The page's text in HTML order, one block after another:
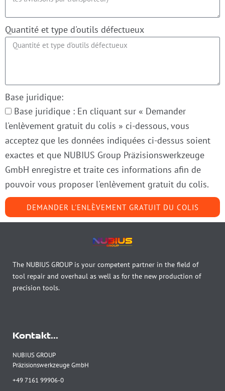
Quantité et type d'outils défectueux
Base juridique:
Base juridique : En cliquant sur « Demander
l'enlèvement gratuit du colis » ci-dessous, vous
acceptez que les données indiquées ci-dessus soient
exactes et que NUBIUS Group Präzisionswerkzeuge
GmbH enregistre et traite ces informations afin de
pouvoir vous proposer l'enlèvement gratuit du colis.
DEMANDER L'ENLÈVEMENT GRATUIT DU COLIS
The NUBIUS GROUP is your competent partner in the field of
tool repair and overhaul as well as for the new production of
precision tools.
Kontakt...
NUBIUS GROUP
Präzisionswerkzeuge GmbH
+49 7161 99906-0